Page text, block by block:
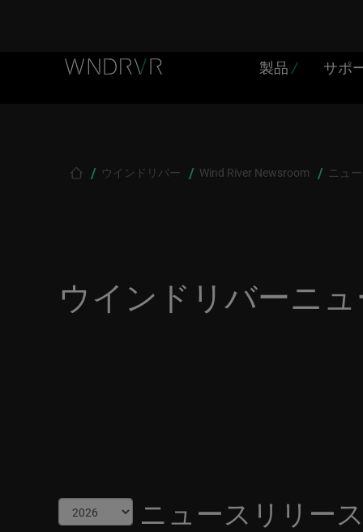
Header
製品 / サポ
ウインドリバー Wind River Newsroom ニュ
ウインドリバーニ
ニュースリリース